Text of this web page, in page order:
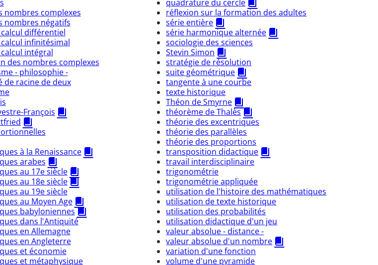
nombres complexes
nombres négatifs
différentiel
infinitésimal
intégral
des nombres complexes
- philosophie -
de racine de deux
François
à la Renaissance
arabes
au 17e siècle
au 18e siècle
au 19e siècle
au Moyen Age
babyloniennes
dans l'Antiquité
en Allemagne
en Angleterre
et économie
et métaphysique
quadrature du cercle
réflexion sur la formation des adultes
série entière
série harmonique alternée
sociologie des sciences
Stevin Simon
stratégie de résolution
suite géométrique
tangente à une courbe
texte historique
Théon de Smyrne
théorème de Thalès
théorie des excentriques
théorie des parallèles
théorie des proportions
transposition didactique
travail interdisciplinaire
trigonométrie
trigonométrie appliquée
utilisation de l'histoire des mathématiques
utilisation de texte historique
utilisation des probabilités
utilisation didactique d'un jeu
valeur absolue - distance -
valeur absolue d'un nombre
variation d'une fonction
volume d'une pyramide